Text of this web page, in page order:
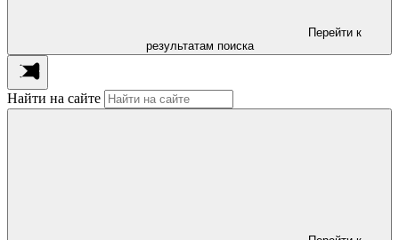
Перейти к
результатам поиска
Найти на сайте